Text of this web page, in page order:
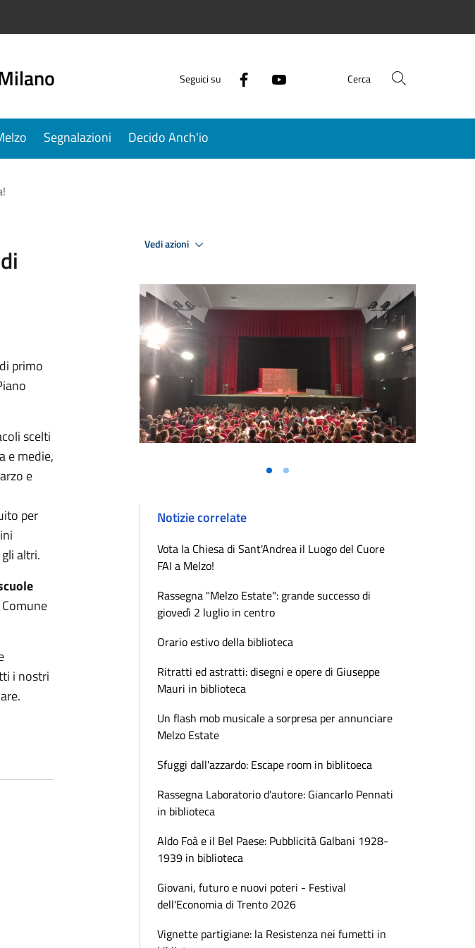
Seguici su Cerca
Segnalazioni Decido Anch'io
primo
scelti
e medie,
e
per
altri.
i nostri
Vedi azioni
Vai alla slide 1
Vai alla slide 2
Notizie correlate
Vota la Chiesa di Sant'Andrea il Luogo del Cuore
FAI a Melzo!
Rassegna "Melzo Estate": grande successo di
giovedì 2 luglio in centro
Orario estivo della biblioteca
Ritratti ed astratti: disegni e opere di Giuseppe
Mauri in biblioteca
Un flash mob musicale a sorpresa per annunciare
Melzo Estate
Sfuggi dall'azzardo: Escape room in biblitoeca
Rassegna Laboratorio d'autore: Giancarlo Pennati
in biblioteca
Aldo Foà e il Bel Paese: Pubblicità Galbani 1928-
1939 in biblioteca
Giovani, futuro e nuovi poteri - Festival
dell'Economia di Trento 2026
Vignette partigiane: la Resistenza nei fumetti in